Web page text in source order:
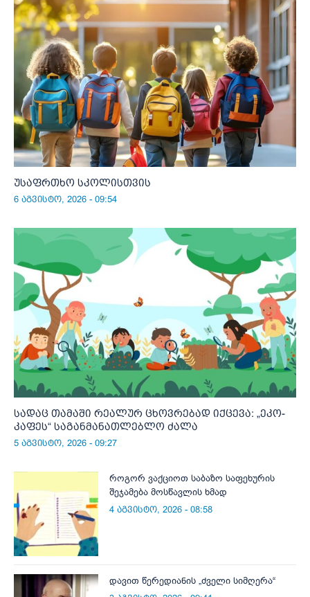
უსაფრთხო სკოლისთვის
6 აგვისტო, 2026 - 09:54
სადაც თამაში რეალურ ცხოვრებად იქცევა: „ეკო-
კაფეს“ საგანმანათლებლო ძალა
5 აგვისტო, 2026 - 09:27
როგორ ვაქციოთ საბაზო საფეხურის
შეჯამება მოსწავლის ხმად
4 აგვისტო, 2026 - 08:58
დავით წერედიანის „ძველი სიმღერა“